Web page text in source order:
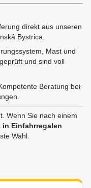
direkt aus unseren
Bystrica.
Mast und
und sind voll
Beratung bei
Wenn Sie nach einem
Einfahrregalen
Wahl.